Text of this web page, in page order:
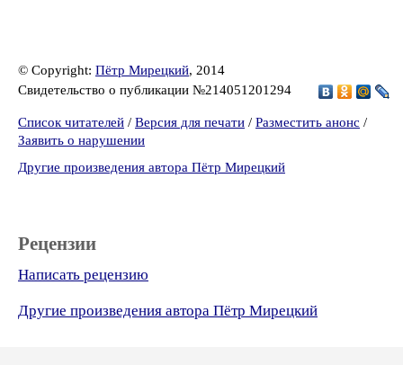
© Copyright: Пётр Мирецкий, 2014
Свидетельство о публикации №214051201294
Список читателей / Версия для печати / Разместить анонс /
Заявить о нарушении
Другие произведения автора Пётр Мирецкий
Рецензии
Написать рецензию
Другие произведения автора Пётр Мирецкий